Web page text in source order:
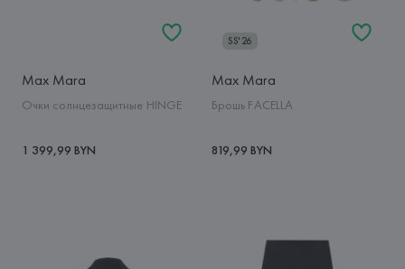
Max Mara
Очки солнцезащитные HINGE
1 399,99 BYN
SS'26
Max Mara
Брошь FACELLA
819,99 BYN